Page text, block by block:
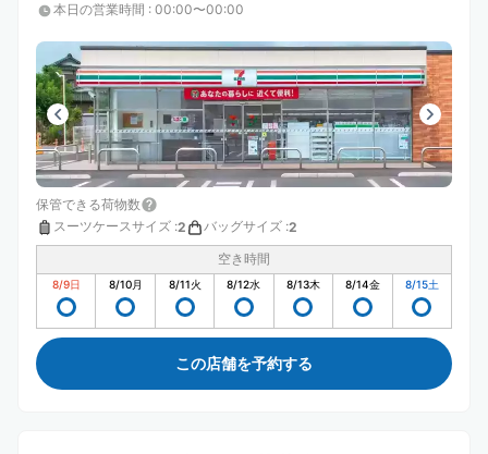
本日の営業時間 : 00:00〜00:00
保管できる荷物数
スーツケースサイズ :2 バッグサイズ :2
空き時間
8/9日 8/10月 8/11火 8/12水 8/13木 8/14金 8/15土
この店舗を予約する